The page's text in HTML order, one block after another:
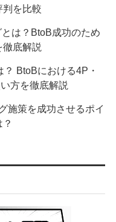
判を比較
は？BtoB成功のため
底解説
BtoBにおける4P・
方を徹底解説
施策を成功させるポイ